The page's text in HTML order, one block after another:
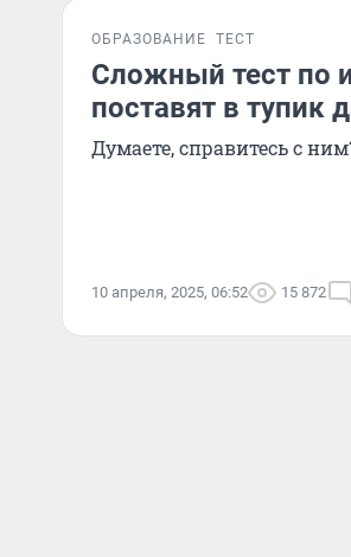
ОБРАЗОВАНИЕ ТЕСТ
Сложный тест по
поставят в тупик
Думаете, справитесь с
10 апреля, 2025, 06:52 15 872